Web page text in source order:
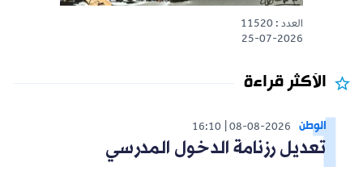
العدد : 11520
25-07-2026
الأكثر قراءة
الوطن 08-08-2026
16:10
تعديل رزنامة الدخول المدرسي